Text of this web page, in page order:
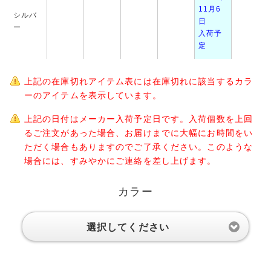
シルバ
ー
11月6
日
入荷予
定
上記の在庫切れアイテム表には在庫切れに該当するカラ
ーのアイテムを表示しています。
上記の日付はメーカー入荷予定日です。入荷個数を上回
るご注文があった場合、お届けまでに大幅にお時間をい
ただく場合もありますのでご了承ください。このような
場合には、すみやかにご連絡を差し上げます。
カラー
選択してください